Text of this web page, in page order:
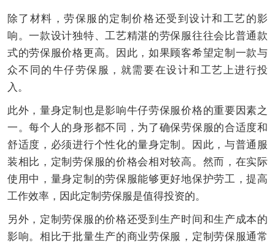
除了材料，劳保服的定制价格还受到设计和工艺的影
响。一款设计独特、工艺精湛的劳保服往往会比普通款
式的劳保服价格更高。因此，如果顾客希望定制一款与
众不同的牛仔劳保服，就需要在设计和工艺上进行投
入。
此外，量身定制也是影响牛仔劳保服价格的重要因素之
一。每个人的身形都不同，为了确保劳保服的合适度和
舒适度，必须进行个性化的量身定制。因此，与普通服
装相比，定制劳保服的价格会相对较高。然而，在实际
使用中，量身定制的劳保服能够更好地保护劳工，提高
工作效率，因此定制劳保服是值得投资的。
另外，定制劳保服的价格还受到生产时间和生产成本的
影响。相比于批量生产的商业劳保服，定制劳保服通常